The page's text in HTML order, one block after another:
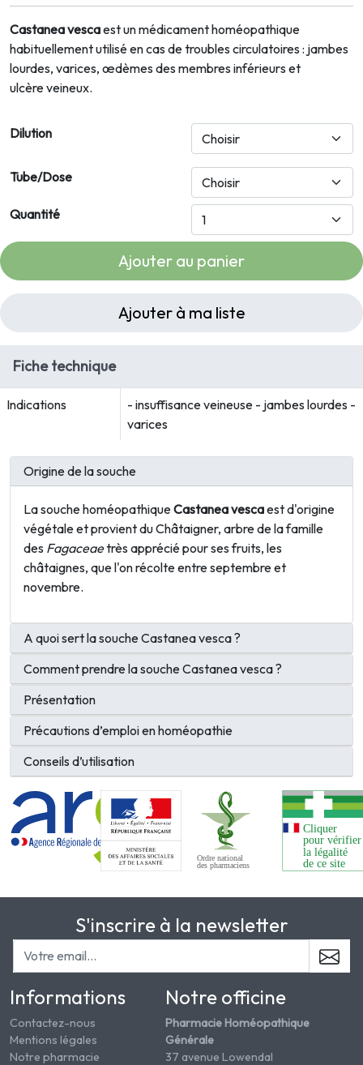
Castanea vescaest un médicament homéopathique
habituellement utilisé en cas de troubles circulatoires : jambes
lourdes, varices, œdèmes des membres inférieurs et
ulcère veineux.
Dilution
Tube/Dose
Quantité
Ajouter au panier
Ajouter à ma liste
Fiche technique
Indications
- insuffisance veineuse - jambes lourdes -
varices
Origine de la souche
La souche homéopathiqueCastanea vescaest d'origine
végétale et provient du Châtaigner, arbre de la famille
des Fagaceaetrès apprécié pour ses fruits, les
châtaignes, que l'on récolte entre septembre et
novembre.
A quoi sert la souche Castanea vesca ?
Comment prendre la souche Castanea vesca ?
Présentation
Précautions d’emploi en homéopathie
Conseils d’utilisation
S'inscrire à la newsletter
Informations
Contactez-nous
Mentions légales
Notre pharmacie
Notre officine
Pharmacie Homéopathique
Générale
37 avenue Lowendal